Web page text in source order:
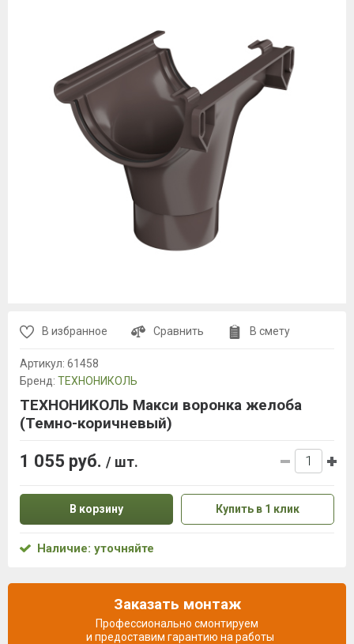
В избранное Сравнить В смету
Артикул: 61458
Бренд: ТЕХНОНИКОЛЬ
ТЕХНОНИКОЛЬ Макси воронка желоба
(Темно-коричневый)
1 055 руб. / шт.
В корзину Купить в 1 клик
Наличие: уточняйте
Заказать монтаж
Профессионально смонтируем
и предоставим гарантию на работы